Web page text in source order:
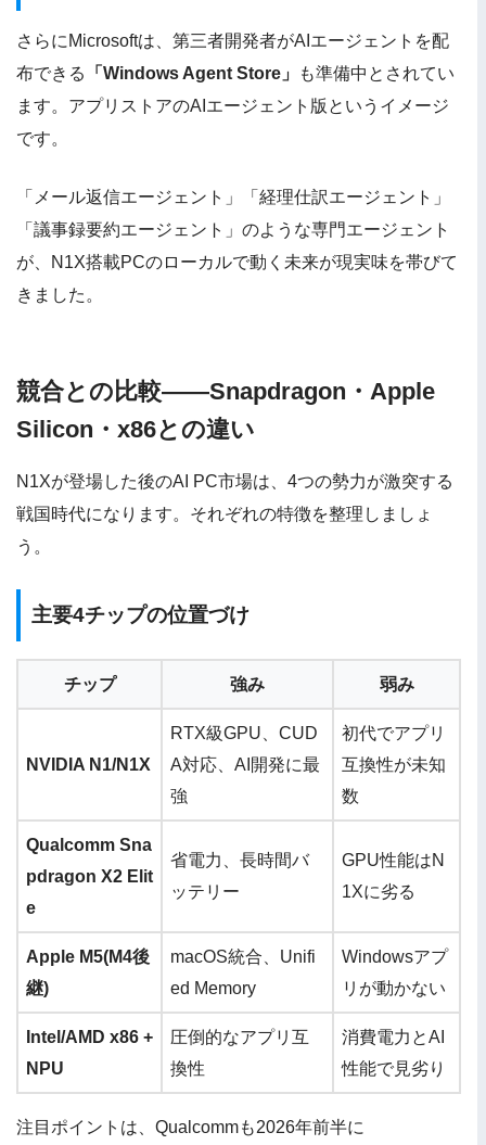
さらにMicrosoftは、第三者開発者がAIエージェントを配
布できる
「Windows Agent Store」
も準備中とされてい
ます。アプリストアのAIエージェント版というイメージ
です。
「メール返信エージェント」「経理仕訳エージェント」
「議事録要約エージェント」のような専門エージェント
が、N1X搭載PCのローカルで動く未来が現実味を帯びて
きました。
競合との比較——Snapdragon・Apple
Silicon・x86との違い
N1Xが登場した後のAI PC市場は、4つの勢力が激突する
戦国時代になります。それぞれの特徴を整理しましょ
う。
主要4チップの位置づけ
チップ 強み 弱み
NVIDIA N1/N1X
RTX級GPU、CUD
A対応、AI開発に最
強
初代でアプリ
互換性が未知
数
Qualcomm Sna
pdragon X2 Elit
e
省電力、長時間バ
ッテリー
GPU性能はN
1Xに劣る
Apple M5(M4後
継)
macOS統合、Unifi
ed Memory
Windowsアプ
リが動かない
Intel/AMD x86 +
NPU
圧倒的なアプリ互
換性
消費電力とAI
性能で見劣り
注目ポイントは、Qualcommも2026年前半に